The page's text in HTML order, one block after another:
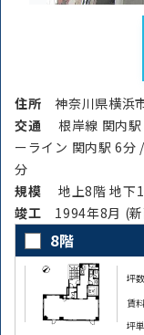
住所神奈川県横
交通
根岸線 関内
ーライン 関内駅 6分
分
規模
地上8階 地下
竣⼯ 1994年8月 (
8階
坪数
賃
坪